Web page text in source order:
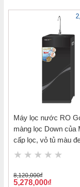
Máy lọc nước RO
màng lọc Down của
cấp lọc, vỏ tủ màu
Mỹ TMK-71410B
8,120,000đ
5,278,000đ